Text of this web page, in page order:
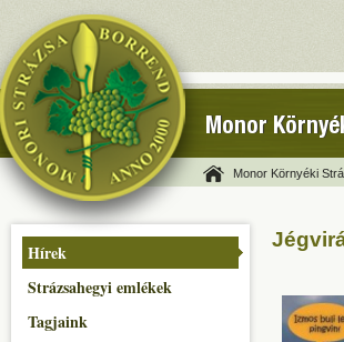
Monor
Monor Környéki
Hírek
Strázsahegyi emlékek
Tagjaink